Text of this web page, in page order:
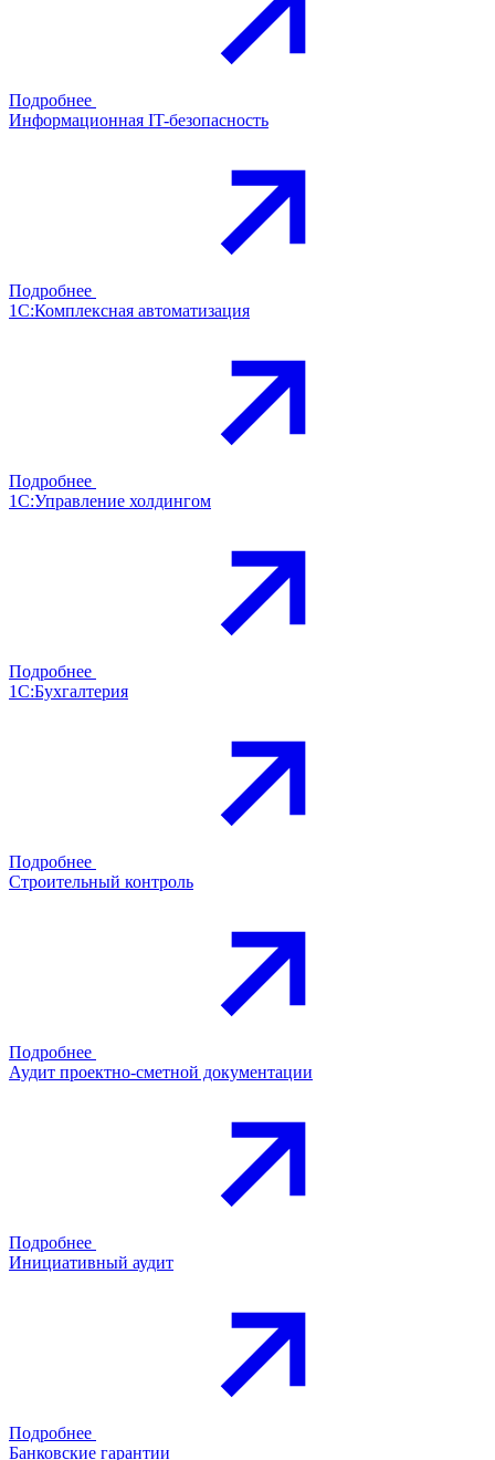
Подробнее
Информационная IT-безопасность
Подробнее
1С:Комплексная автоматизация
Подробнее
1С:Управление холдингом
Подробнее
1С:Бухгалтерия
Подробнее
Строительный контроль
Подробнее
Аудит проектно-сметной документации
Подробнее
Инициативный аудит
Подробнее
Банковские гарантии